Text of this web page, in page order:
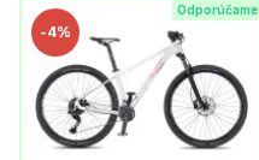
Odporúčame
-4%